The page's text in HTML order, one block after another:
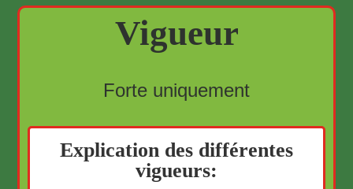
Vigueur
Forte uniquement
Explication des différentes
vigueurs: